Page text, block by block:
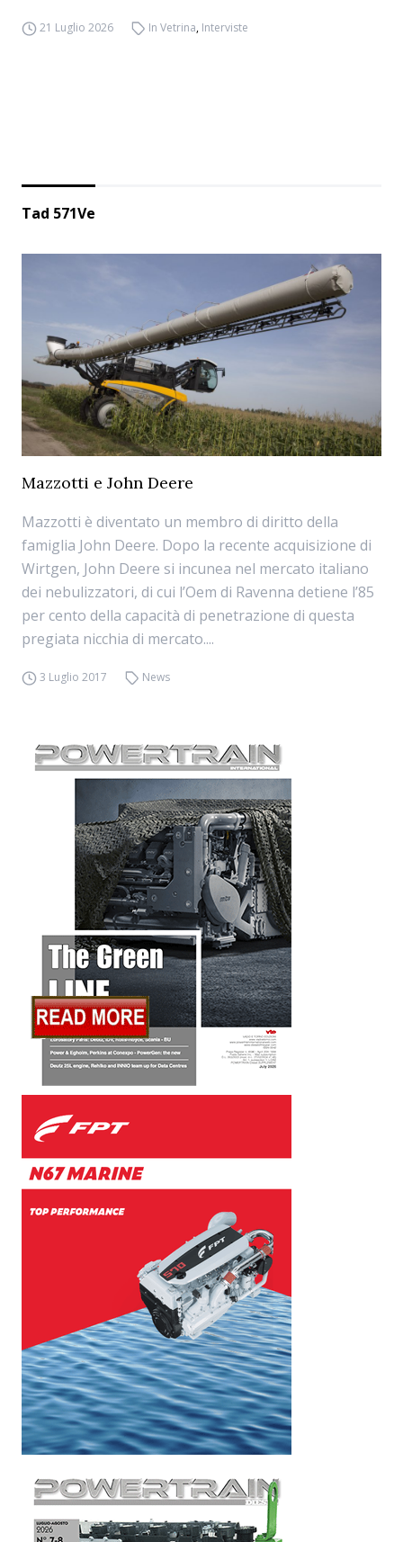
21 Luglio 2026 In Vetrina, Interviste
Tad 571Ve
Mazzotti e John Deere
Mazzotti è diventato un membro di diritto della
famiglia John Deere. Dopo la recente acquisizione di
Wirtgen, John Deere si incunea nel mercato italiano
dei nebulizzatori, di cui l’Oem di Ravenna detiene l’85
per cento della capacità di penetrazione di questa
pregiata nicchia di mercato....
3 Luglio 2017 News